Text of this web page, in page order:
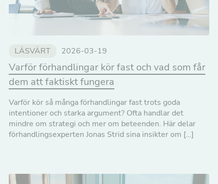
LÄSVÄRT 2026-03-19
Varför förhandlingar kör fast och vad som får
dem att faktiskt fungera
Varför kör så många förhandlingar fast trots goda
intentioner och starka argument? Ofta handlar det
mindre om strategi och mer om beteenden. Här delar
förhandlingsexperten Jonas Strid sina insikter om […]